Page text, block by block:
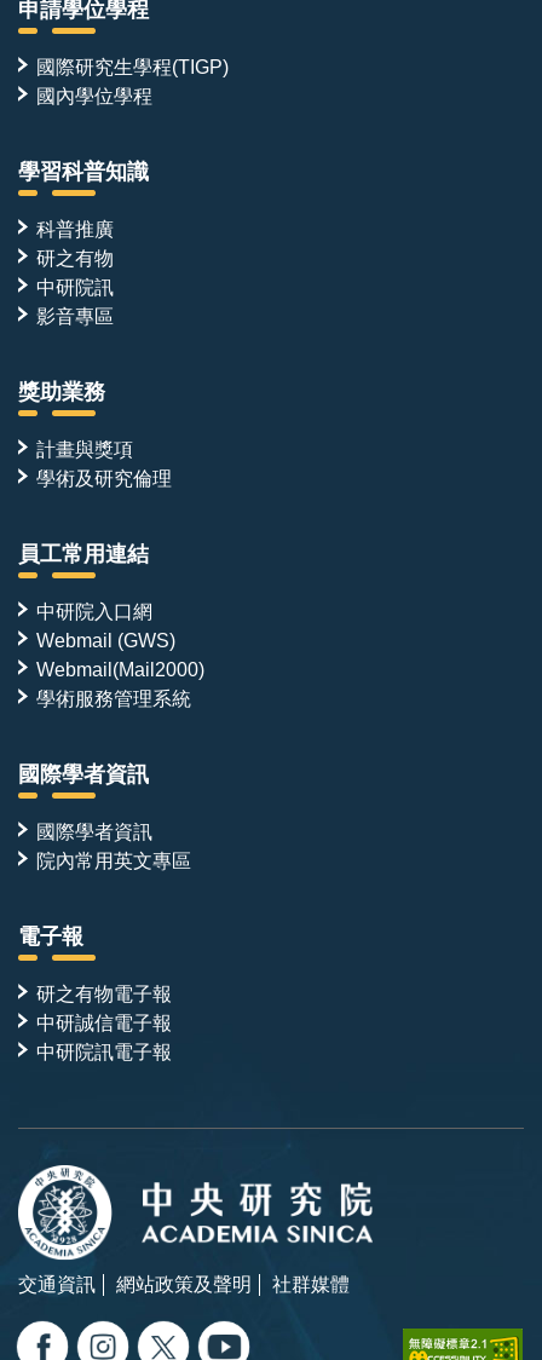
申請學位學程
國際研究生學程(TIGP)
國內學位學程
學習科普知識
科普推廣
研之有物
中研院訊
影音專區
獎助業務
計畫與獎項
學術及研究倫理
員工常用連結
中研院入口網
Webmail (GWS)
Webmail(Mail2000)
學術服務管理系統
國際學者資訊
國際學者資訊
院內常用英文專區
電子報
研之有物電子報
中研誠信電子報
中研院訊電子報
交通資訊 網站政策及聲明 社群媒體